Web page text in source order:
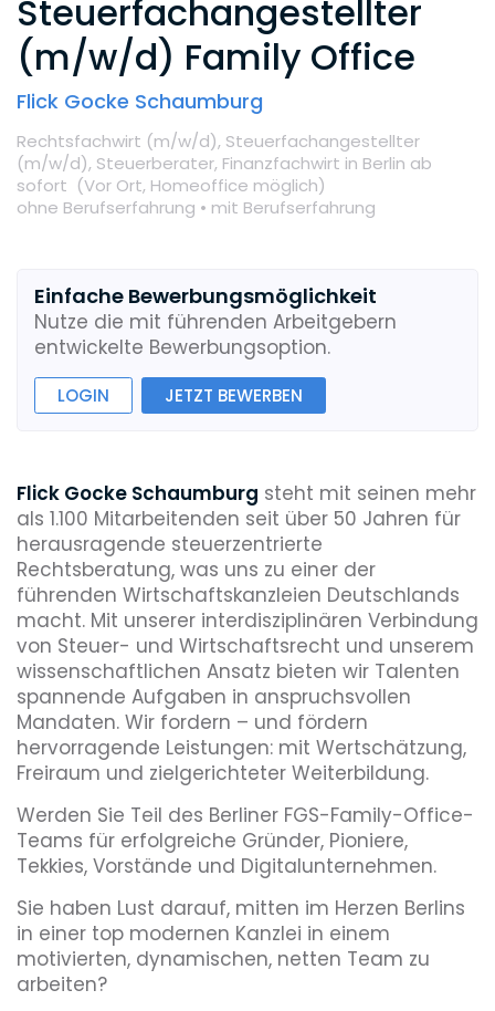
Steuerfachangestellter
(m/w/d) Family Office
Flick Gocke Schaumburg
Rechtsfachwirt (m/w/d), Steuerfachangestellter
(m/w/d), Steuerberater, Finanzfachwirt in Berlin ab
sofort (Vor Ort, Homeoffice möglich)
ohne Berufserfahrung • mit Berufserfahrung
Einfache Bewerbungsmöglichkeit
Nutze die mit führenden Arbeitgebern
entwickelte Bewerbungsoption.
LOGIN JETZT BEWERBEN
Flick Gocke Schaumburg steht mit seinen mehr
als 1.100 Mitarbeitenden seit über 50 Jahren für
herausragende steuerzentrierte
Rechtsberatung, was uns zu einer der
führenden Wirtschaftskanzleien Deutschlands
macht. Mit unserer interdisziplinären Verbindung
von Steuer- und Wirtschaftsrecht und unserem
wissenschaftlichen Ansatz bieten wir Talenten
spannende Aufgaben in anspruchsvollen
Mandaten. Wir fordern – und fördern
hervorragende Leistungen: mit Wertschätzung,
Freiraum und zielgerichteter Weiterbildung.
Werden Sie Teil des Berliner FGS-Family-Office-
Teams für erfolgreiche Gründer, Pioniere,
Tekkies, Vorstände und Digitalunternehmen.
Sie haben Lust darauf, mitten im Herzen Berlins
in einer top modernen Kanzlei in einem
motivierten, dynamischen, netten Team zu
arbeiten?